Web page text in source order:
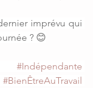
imprévu qui
? 😊
#Indépendante
#BienÊtreAuTravail